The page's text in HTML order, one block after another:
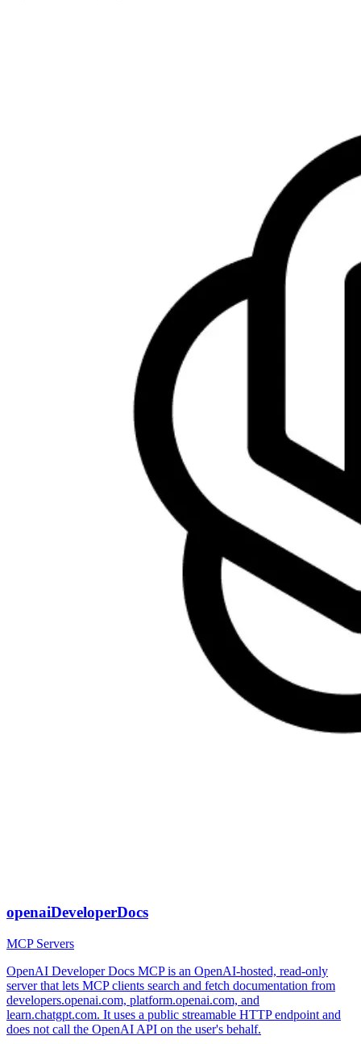
openaiDeveloperDocs
MCP Servers
OpenAI Developer Docs MCP is an OpenAI-hosted, read-only
server that lets MCP clients search and fetch documentation from
developers.openai.com, platform.openai.com, and
learn.chatgpt.com. It uses a public streamable HTTP endpoint and
does not call the OpenAI API on the user's behalf.